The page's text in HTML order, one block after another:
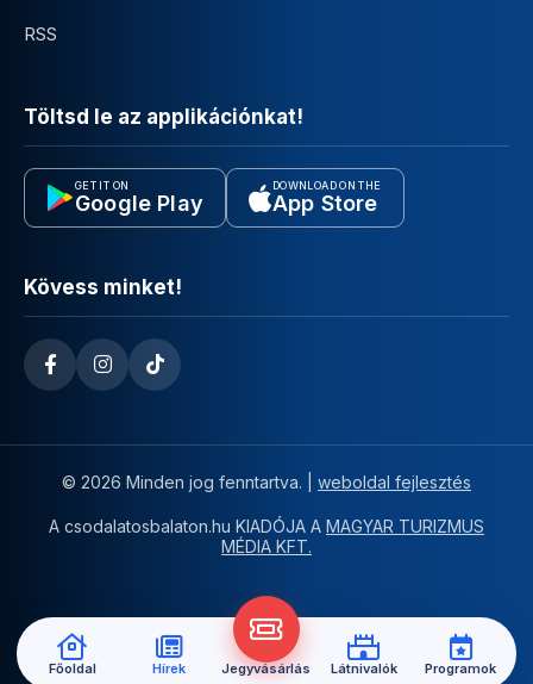
RSS
Töltsd le az applikációnkat!
GET IT ON
Google Play
DOWNLOAD ON THE
App Store
Kövess minket!
© 2026 Minden jog fenntartva. | weboldal fejlesztés
A csodalatosbalaton.hu KIADÓJA A MAGYAR TURIZMUS
MÉDIA KFT.
Főoldal Hírek Jegyvásárlás Látnivalók Programok